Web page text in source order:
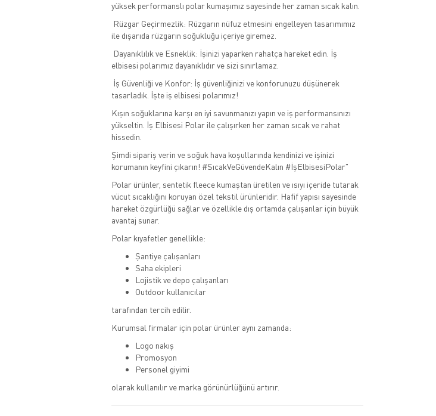
yüksek performanslı polar kumaşımız sayesinde her zaman sıcak kalın.
Rüzgar Geçirmezlik: Rüzgarın nüfuz etmesini engelleyen tasarımımız
ile dışarıda rüzgarın soğukluğu içeriye giremez.
Dayanıklılık ve Esneklik: İşinizi yaparken rahatça hareket edin. İş
elbisesi polarımız dayanıklıdır ve sizi sınırlamaz.
İş Güvenliği ve Konfor: İş güvenliğinizi ve konforunuzu düşünerek
tasarladık. İşte iş elbisesi polarımız!
Kışın soğuklarına karşı en iyi savunmanızı yapın ve iş performansınızı
yükseltin. İş Elbisesi Polar ile çalışırken her zaman sıcak ve rahat
hissedin.
Şimdi sipariş verin ve soğuk hava koşullarında kendinizi ve işinizi
korumanın keyfini çıkarın! #SıcakVeGüvendeKalın #İşElbisesiPolar"
Polar ürünler, sentetik fleece kumaştan üretilen ve ısıyı içeride tutarak
vücut sıcaklığını koruyan özel tekstil ürünleridir. Hafif yapısı sayesinde
hareket özgürlüğü sağlar ve özellikle dış ortamda çalışanlar için büyük
avantaj sunar.
Polar kıyafetler genellikle:
Şantiye çalışanları
Saha ekipleri
Lojistik ve depo çalışanları
Outdoor kullanıcılar
tarafından tercih edilir.
Kurumsal firmalar için polar ürünler aynı zamanda:
Logo nakış
Promosyon
Personel giyimi
olarak kullanılır ve marka görünürlüğünü artırır.